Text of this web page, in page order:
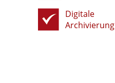
Digitale
Archivierung